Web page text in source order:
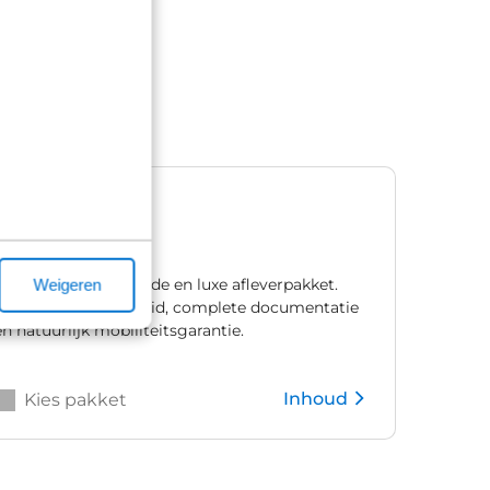
Weigeren
1.195,00
Ons meest uitgebreide en luxe afleverpakket.
één jaar zekerheid, complete documentatie
natuurlijk mobiliteitsgarantie.
Kies pakket Inhoud